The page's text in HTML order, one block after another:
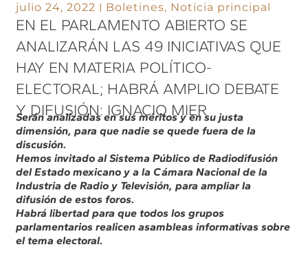
julio 24, 2022 Boletines, Noticia principal
EN EL PARLAMENTO ABIERTO SE
ANALIZARÁN LAS 49 INICIATIVAS QUE
HAY EN MATERIA POLÍTICO-
ELECTORAL; HABRÁ AMPLIO DEBATE
Y DIFUSIÓN: IGNACIO MIER
Serán analizadas en sus méritos y en su justa
dimensión, para que nadie se quede fuera de la
discusión.
Hemos invitado al Sistema Público de Radiodifusión
del Estado mexicano y a la Cámara Nacional de la
Industria de Radio y Televisión, para ampliar la
difusión de estos foros.
Habrá libertad para que todos los grupos
parlamentarios realicen asambleas informativas sobre
el tema electoral.